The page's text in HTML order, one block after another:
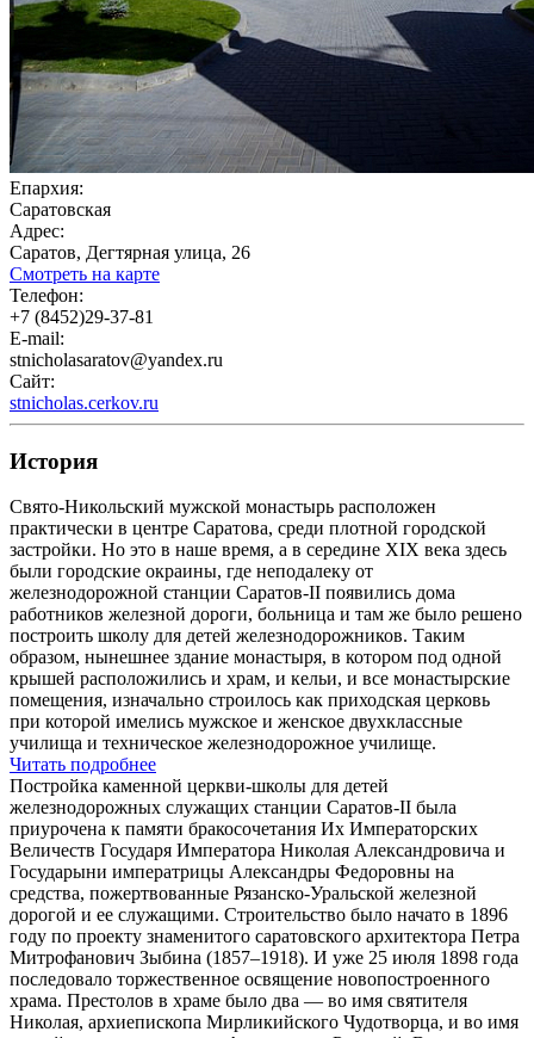
Епархия:
Саратовская
Адрес:
Саратов, Дегтярная улица, 26
Смотреть на карте
Телефон:
+7 (8452)29-37-81
E-mail:
stnicholasaratov@yandex.ru
Сайт:
stnicholas.cerkov.ru
История
Свято-Никольский мужской монастырь расположен
практически в центре Саратова, среди плотной городской
застройки. Но это в наше время, а в середине XIX века здесь
были городские окраины, где неподалеку от
железнодорожной станции Саратов-II появились дома
работников железной дороги, больница и там же было решено
построить школу для детей железнодорожников. Таким
образом, нынешнее здание монастыря, в котором под одной
крышей расположились и храм, и кельи, и все монастырские
помещения, изначально строилось как приходская церковь
при которой имелись мужское и женское двухклассные
училища и техническое железнодорожное училище.
Читать подробнее
Постройка каменной церкви-школы для детей
железнодорожных служащих станции Саратов-II была
приурочена к памяти бракосочетания Их Императорских
Величеств Государя Императора Николая Александровича и
Государыни императрицы Александры Федоровны на
средства, пожертвованные Рязанско-Уральской железной
дорогой и ее служащими. Строительство было начато в 1896
году по проекту знаменитого саратовского архитектора Петра
Митрофанович Зыбина (1857–1918). И уже 25 июля 1898 года
последовало торжественное освящение новопостроенного
храма. Престолов в храме было два — во имя святителя
Николая, архиепископа Мирликийского Чудотворца, и во имя